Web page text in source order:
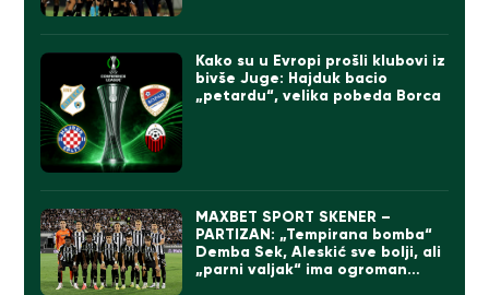
Kako su u Evropi prošli klubovi iz
bivše Juge: Hajduk bacio
„petardu“, velika pobeda Borca
MAXBET SPORT SKENER –
PARTIZAN: „Tempirana bomba“
Demba Sek, Aleskić sve bolji, ali
„parni valjak“ ima ogroman